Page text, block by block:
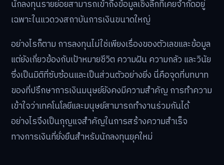
นักลงทุนรายย่อยสามารถเข้าถึงข้อมูลเชิงลึกที่เคยจำกัดอยู่
เฉพาะในแวดวงสถาบันการเงินขนาดใหญ่
อย่างไรก็ตาม การลงทุนไม่ใช่เพียงเรื่องของตัวเลขและข้อมูล
แต่ยังเกี่ยวข้องกับเป้าหมายชีวิต ความฝัน ความกลัว และวินัย
ซึ่งเป็นมิติที่ซับซ้อนและเป็นส่วนตัวอย่างยิ่ง นี่คือจุดที่บทบาท
ของที่ปรึกษาการเงินมนุษย์ยังคงมีความสำคัญ การทำความ
เข้าใจว่าเทคโนโลยีและมนุษย์สามารถทำงานร่วมกันได้
อย่างไรจึงเป็นกุญแจสำคัญในการสร้างความสำเร็จ
ทางการเงินที่ยั่งยืนสำหรับนักลงทุนยุคใหม่